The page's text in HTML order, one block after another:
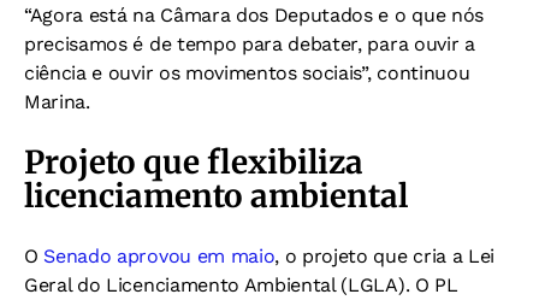
“Agora está na Câmara dos Deputados e o que nós
precisamos é de tempo para debater, para ouvir a
ciência e ouvir os movimentos sociais”, continuou
Marina.
Projeto que flexibiliza
licenciamento ambiental
O Senado aprovou em maio, o projeto que cria a Lei
Geral do Licenciamento Ambiental (LGLA). O PL